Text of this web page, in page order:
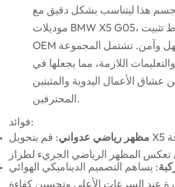
هذا ليتناسب بشكل دقيق مع
موديلات BMW X5 G05، بما يتماشى مع نقاط تثبيت
OEM من أجل تركيب سهل وآمن. تشتمل المجموعة
اللازمة، مما يجعلها في
عشاق الأعمال اليدوية والمثبتين
المحترفين.
فوائد:
مظهر رياضي عدواني: قم بتحويل X5 الخاص بك بمجموعة
: يساهم التصميم الديناميكي الهوائي
عند السرعات الأعلى وتحسين كفاءة